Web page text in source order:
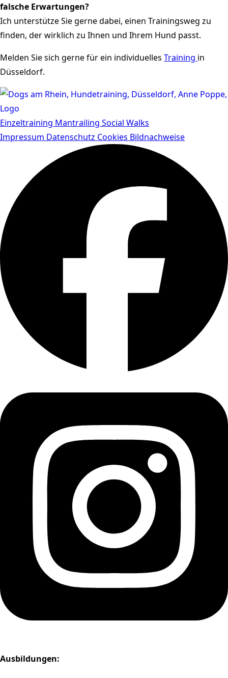
falsche Erwartungen?
Ich unterstütze Sie gerne dabei, einen Trainingsweg zu
finden, der wirklich zu Ihnen und Ihrem Hund passt.
Melden Sie sich gerne für ein individuelles Training in
Düsseldorf.
Einzeltraining Mantrailing Social Walks
Impressum Datenschutz Cookies Bildnachweise
Ausbildungen: